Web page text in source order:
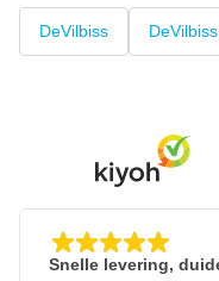
DeVilbiss
Snelle levering,